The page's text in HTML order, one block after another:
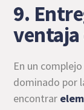
9.
En un
dominado por
encontrar